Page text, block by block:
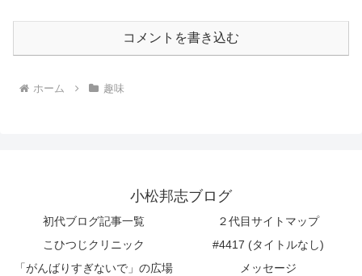
コメントを書き込む
ホーム 趣味
小松邦志ブログ
初代ブログ記事一覧
２代目サイトマップ
こひつじクリニック
#4417 (タイトルなし)
「がんばりすぎないで」の広場
メッセージ